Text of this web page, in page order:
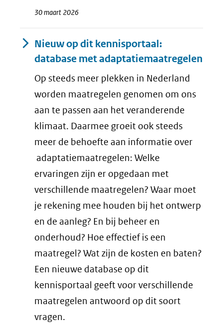
30 maart 2026
Nieuw op dit kennisportaal:
database met adaptatiemaatregelen
Op steeds meer plekken in Nederland
worden maatregelen genomen om ons
aan te passen aan het veranderende
klimaat. Daarmee groeit ook steeds
meer de behoefte aan informatie over
adaptatiemaatregelen: Welke
ervaringen zijn er opgedaan met
verschillende maatregelen? Waar moet
je rekening mee houden bij het ontwerp
en de aanleg? En bij beheer en
onderhoud? Hoe effectief is een
maatregel? Wat zijn de kosten en baten?
Een nieuwe database op dit
kennisportaal geeft voor verschillende
maatregelen antwoord op dit soort
vragen.